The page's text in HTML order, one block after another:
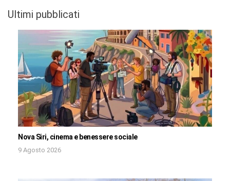
Ultimi pubblicati
Nova Siri, cinema e benessere sociale
9 Agosto 2026